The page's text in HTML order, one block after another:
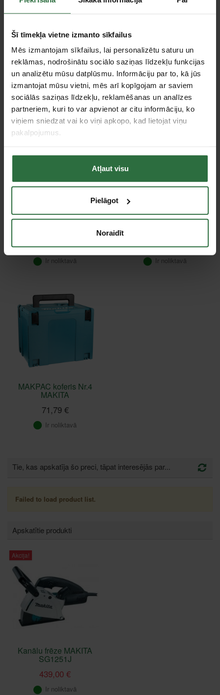
Šī tīmekļa vietne izmanto sīkfailus
Mēs izmantojam sīkfailus, lai personalizētu saturu un
reklāmas, nodrošinātu sociālo saziņas līdzekļu funkcijas
un analizētu mūsu datplūsmu. Informāciju par to, kā jūs
izmantojat mūsu vietni, mēs arī kopīgojam ar saviem
sociālās saziņas līdzekļu, reklamēšanas un analīzes
partneriem, kuri to var apvienot ar citu informāciju, ko
viņiem sniedzat vai ko viņi apkopo, kad lietojat viņu
pakalpojumus.
Atļaut visu
Pielāgot
Noraidīt
Universāls dimanta disks
GOLZ DS30
125x22,2mm
14,52 €
Ir noliktavā
Universāls dimanta disks
GOLZ DTS30 125x22,2
mm
15,73 €
Ir noliktavā
Oglītes CB318 MAKITA
11,30 €
Ir noliktavā
Dimanta disks betonam
GOLZ LU40 125x22.2mm
25,41 €
Ir noliktavā
MAKPAC koferis Nr.4
MAKITA
71,79 €
Ir noliktavā
Tie, kas apskatīja šo preci, tāpat interesējās par...
Failed to load product list.
Apskatītie produkti
Akcija!
Kanālu frēze MAKITA
SG1251J
439,00 €
Ir noliktavā